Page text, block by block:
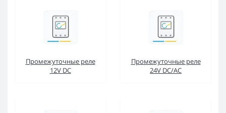
Промежуточные реле
12V DC
Промежуточные реле
24V DC/AC